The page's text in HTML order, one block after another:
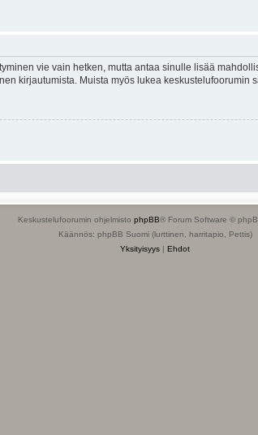
vie vain hetken, mutta antaa sinulle lisää
kirjautumista. Muista myös lukea keskustelufoorumin
Keskustelufoorumin ohjelmisto phpBB® Forum Software ©
Käännös: phpBB Suomi (lurttinen, harritapio, Pettis)
Yksityisyys | Ehdot